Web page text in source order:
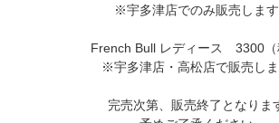
※宇多津店でのみ販売します
French Bull レディース 3300（
※宇多津店・高松店で販売しま
完売次第、販売終了となりま